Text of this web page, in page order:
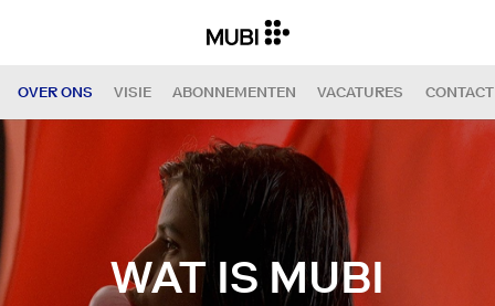
OVER ONS VISIE ABONNEMENTEN VACATURES CONTACT
WAT IS MUBI